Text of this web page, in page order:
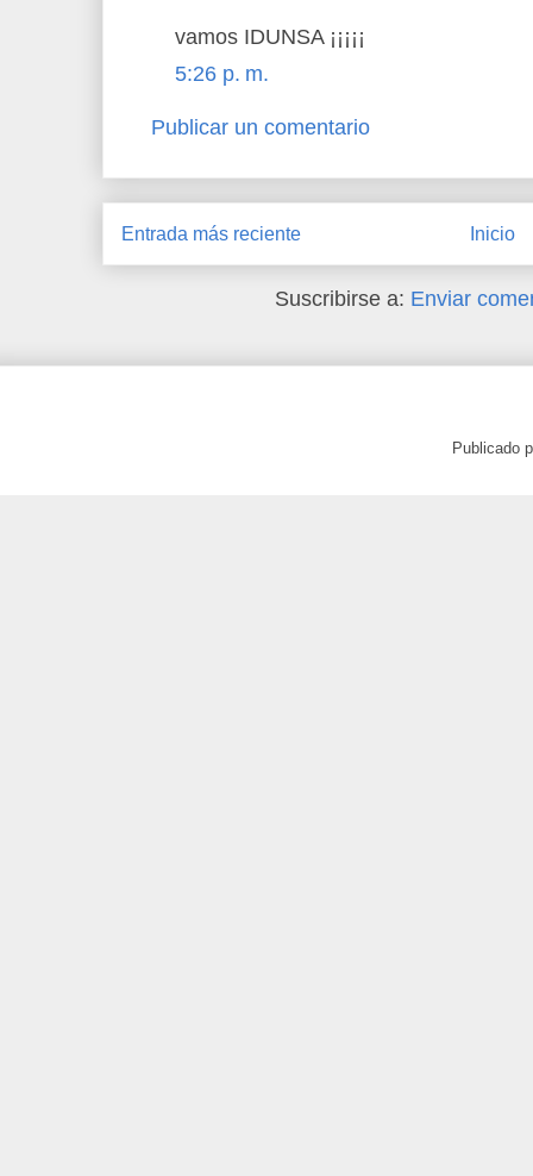
vamos IDUNSA ¡¡¡¡¡
5:26 p. m.
Publicar un comentario
Entrada más reciente Inicio
Suscribirse a: Enviar
Publicado